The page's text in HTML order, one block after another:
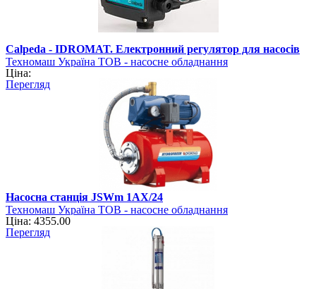
Calpeda - IDROMAT. Електронний регулятор для насосів
Техномаш Україна ТОВ - насосне обладнання
Ціна:
Перегляд
Насосна станція JSWm 1AХ/24
Техномаш Україна ТОВ - насосне обладнання
Ціна: 4355.00
Перегляд